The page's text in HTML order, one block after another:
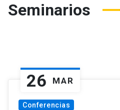
Seminarios
26 MAR
Conferencias